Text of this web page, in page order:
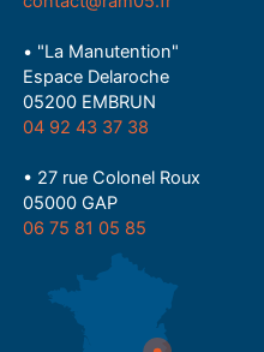
• "La Manutention"
Espace Delaroche
05200 EMBRUN
04 92 43 37 38
• 27 rue Colonel Roux
05000 GAP
06 75 81 05 85